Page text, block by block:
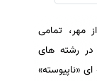
مهر، تمامی
در رشته های
«ناپیوسته»